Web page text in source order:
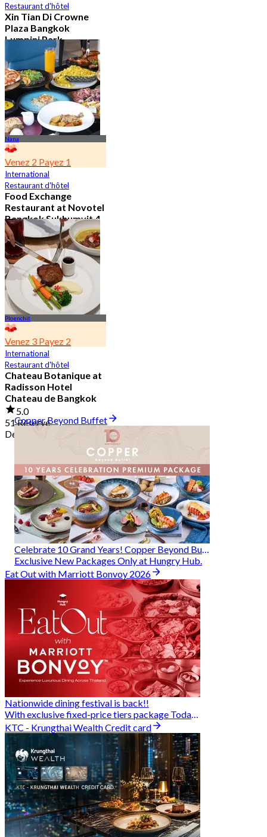
Restaurant d'hôtel
Xin Tian Di Crowne
Plaza Bangkok
Lumpini Park
5.4K Réservé
De฿ 592
Nana
Venez 2 Payez 1
International
Restaurant d'hôtel
Food Exchange
Restaurant at Novotel
Bangkok Sukhumvit 4
4.8
2.7K Réservé
De฿ 349.5
Ploenchit
Venez 3 Payez 2
International
Restaurant d'hôtel
Chateau Botanique at
Radisson Hotel
Chateau de Bangkok
5.0
51 Réservé
De
Copper Beyond Buffet
Exclusive New Packages Only at Hungry Hub.
Eat Out with Marriott Bonvoy 2026
Nationwide dining festival is back!!
With exclusive fixed-price tiers package Today - 31 Aug
KTC - Krungthai Wealth Credit card